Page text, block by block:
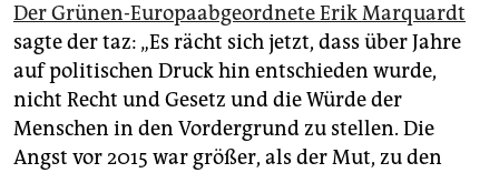
Der Grünen-Europaabgeordnete Erik Marquardt
sagte der taz: „Es rächt sich jetzt, dass über Jahre
auf politischen Druck hin entschieden wurde,
nicht Recht und Gesetz und die Würde der
Menschen in den Vordergrund zu stellen. Die
Angst vor 2015 war größer, als der Mut, zu den